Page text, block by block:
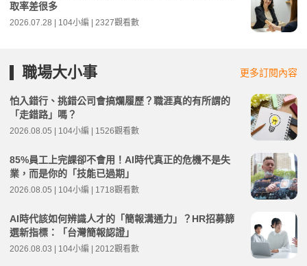
取率差很多
2026.07.28 | 104小編 | 2327觀看數
職場大小事 更多訂閱內容
怕入錯行、挑錯公司會搞爛履歷？職涯真的有所謂的
「走錯路」嗎？
2026.08.05 | 104小編 | 1526觀看數
85%員工上完課卻不會用！AI時代真正的危機不是失
業，而是你的「技能已過期」
2026.08.05 | 104小編 | 1718觀看數
AI時代該如何辨識人才的「簡報溝通力」？HR招募篩
選新指標：「台灣簡報認證」
2026.08.03 | 104小編 | 2012觀看數